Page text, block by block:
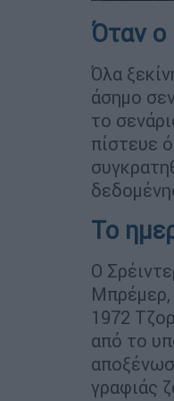
Όταν ο
Όλα
άσημο
το
πίστευε
Το
Ο
Μπρέμερ,
1972
από το
γραφιάς